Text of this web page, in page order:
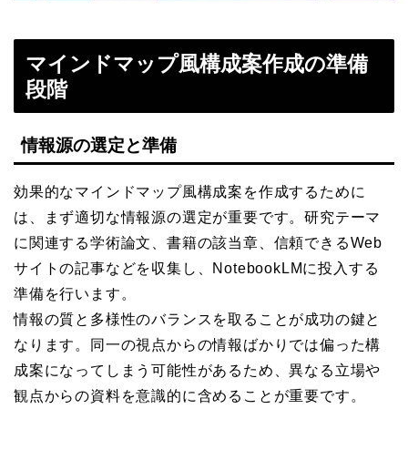
マインドマップ風構成案作成の準備
段階
情報源の選定と準備
効果的なマインドマップ風構成案を作成するために
は、まず適切な情報源の選定が重要です。研究テーマ
に関連する学術論文、書籍の該当章、信頼できるWeb
サイトの記事などを収集し、NotebookLMに投入する
準備を行います。
情報の質と多様性のバランスを取ることが成功の鍵と
なります。同一の視点からの情報ばかりでは偏った構
成案になってしまう可能性があるため、異なる立場や
観点からの資料を意識的に含めることが重要です。